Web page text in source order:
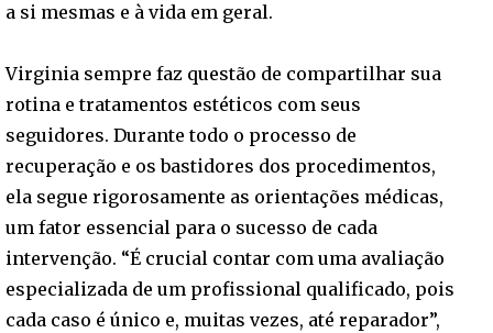
a si mesmas e à vida em geral.
Virginia sempre faz questão de compartilhar sua
rotina e tratamentos estéticos com seus
seguidores. Durante todo o processo de
recuperação e os bastidores dos procedimentos,
ela segue rigorosamente as orientações médicas,
um fator essencial para o sucesso de cada
intervenção. “É crucial contar com uma avaliação
especializada de um profissional qualificado, pois
cada caso é único e, muitas vezes, até reparador”,